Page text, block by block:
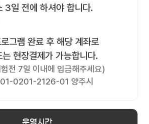
3일 전에 하셔야 합니다.
그램 완료 후 해당 계좌로
현장결제가 가능합니다.
전 7일 이내에 입금해주세요)
0201-2126-01 양주시
운영시간